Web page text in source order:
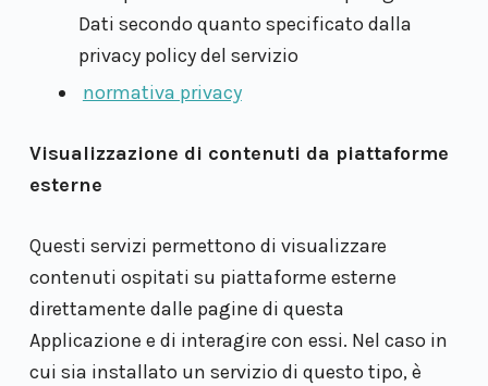
Dati secondo quanto specificato dalla
privacy policy del servizio
normativa privacy
Visualizzazione di contenuti da piattaforme
esterne
Questi servizi permettono di visualizzare
contenuti ospitati su piattaforme esterne
direttamente dalle pagine di questa
Applicazione e di interagire con essi. Nel caso in
cui sia installato un servizio di questo tipo, è